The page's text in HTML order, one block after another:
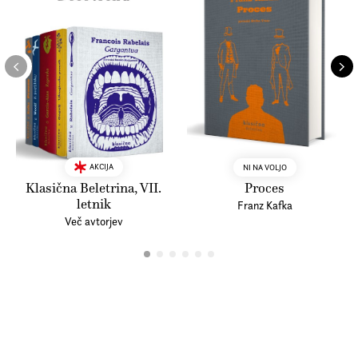
AKCIJA
Klasična Beletrina, VII.
letnik
Več avtorjev
NI NA VOLJO
Proces
Franz Kafka